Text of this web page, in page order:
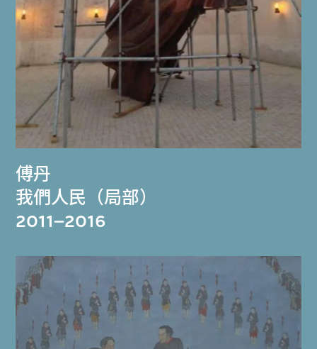
傅丹
我們人民（局部）
2011–2016